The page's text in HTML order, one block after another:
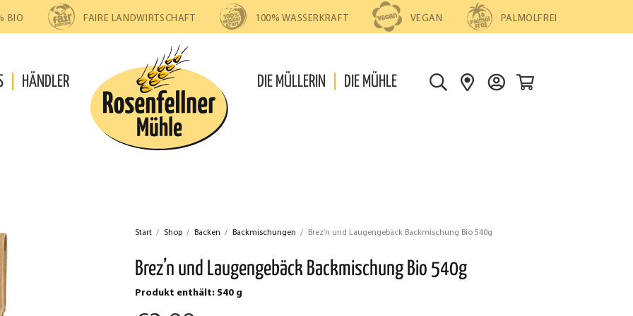
BIO FAIRE LANDWIRTSCHAFT 100% WASSERKRAFT VEGAN PALMÖLFREI
HÄNDLER DIE MÜLLERIN DIE MÜHLE
S
S
N
E
D
T
Start / Shop / Backen / Backmischungen / Brez’n und Laugengebäck Backmischung Bio 540g
Brez’n und Laugengebäck Backmischung Bio 540g
Produkt enthält: 540 g